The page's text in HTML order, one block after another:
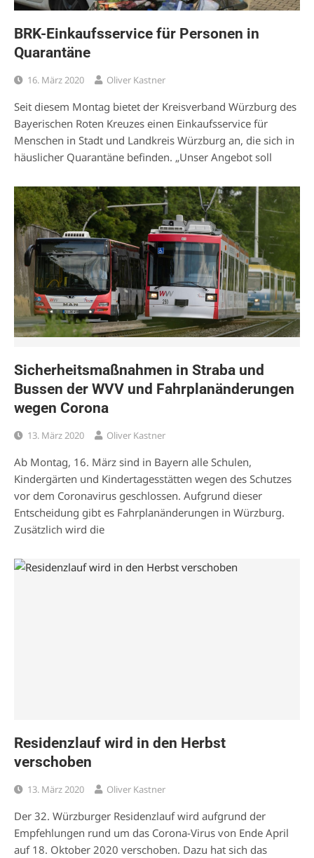
BRK-Einkaufsservice für Personen in
Quarantäne
16. März 2020 Oliver Kastner
Seit diesem Montag bietet der Kreisverband Würzburg des
Bayerischen Roten Kreuzes einen Einkaufsservice für
Menschen in Stadt und Landkreis Würzburg an, die sich in
häuslicher Quarantäne befinden. „Unser Angebot soll
Sicherheitsmaßnahmen in Straba und
Bussen der WVV und Fahrplanänderungen
wegen Corona
13. März 2020 Oliver Kastner
Ab Montag, 16. März sind in Bayern alle Schulen,
Kindergärten und Kindertagesstätten wegen des Schutzes
vor dem Coronavirus geschlossen. Aufgrund dieser
Entscheidung gibt es Fahrplanänderungen in Würzburg.
Zusätzlich wird die
Residenzlauf wird in den Herbst
verschoben
13. März 2020 Oliver Kastner
Der 32. Würzburger Residenzlauf wird aufgrund der
Empfehlungen rund um das Corona-Virus von Ende April
auf 18. Oktober 2020 verschoben. Dazu hat sich das